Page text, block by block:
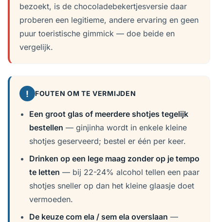
bezoekt, is de chocoladebekertjesversie daar
proberen een legitieme, andere ervaring en geen
puur toeristische gimmick — doe beide en
vergelijk.
! FOUTEN OM TE VERMIJDEN
Een groot glas of meerdere shotjes tegelijk
bestellen — ginjinha wordt in enkele kleine
shotjes geserveerd; bestel er één per keer.
Drinken op een lege maag zonder op je tempo
te letten — bij 22-24% alcohol tellen een paar
shotjes sneller op dan het kleine glaasje doet
vermoeden.
De keuze com ela / sem ela overslaan —